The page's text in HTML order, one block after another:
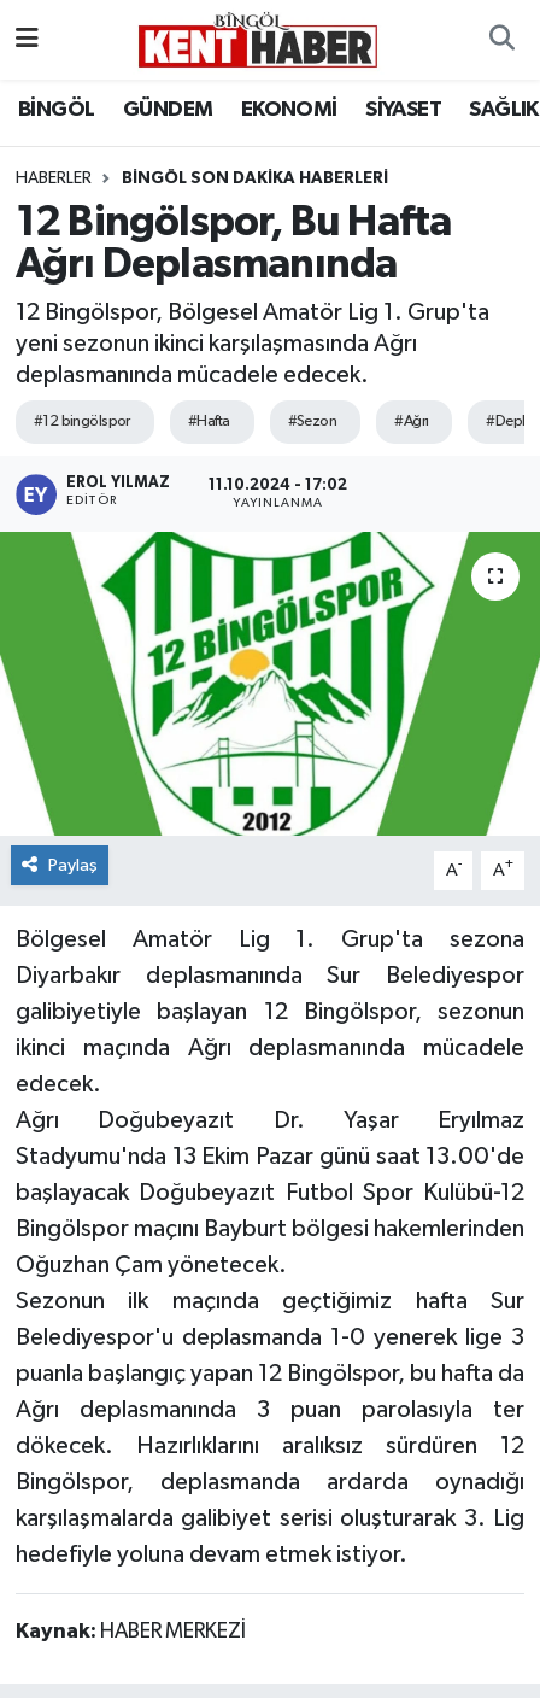
BİNGÖL GÜNDEM EKONOMİ SİYASET SAĞLIK
HABERLER BINGÖL SON DAKIKA HABERLERI
12 Bingölspor, Bu Hafta
Ağrı Deplasmanında
12 Bingölspor, Bölgesel Amatör Lig 1. Grup'ta
yeni sezonun ikinci karşılaşmasında Ağrı
deplasmanında mücadele edecek.
#12 bingölspor #Hafta #Sezon #Ağrı
EROL YILMAZ
EDITÖR
11.10.2024 - 17:02
YAYINLANMA
Paylaş A- A+
Bölgesel Amatör Lig 1. Grup'ta sezona
Diyarbakır deplasmanında Sur Belediyespor
galibiyetiyle başlayan 12 Bingölspor, sezonun
ikinci maçında Ağrı deplasmanında mücadele
edecek.
Ağrı Doğubeyazıt Dr. Yaşar Eryılmaz
Stadyumu'nda 13 Ekim Pazar günü saat 13.00'de
başlayacak Doğubeyazıt Futbol Spor Kulübü-12
Bingölspor maçını Bayburt bölgesi hakemlerinden
Oğuzhan Çam yönetecek.
Sezonun ilk maçında geçtiğimiz hafta Sur
Belediyespor'u deplasmanda 1-0 yenerek lige 3
puanla başlangıç yapan 12 Bingölspor, bu hafta da
Ağrı deplasmanında 3 puan parolasıyla ter
dökecek. Hazırlıklarını aralıksız sürdüren 12
Bingölspor, deplasmanda ardarda oynadığı
karşılaşmalarda galibiyet serisi oluşturarak 3. Lig
hedefiyle yoluna devam etmek istiyor.
Kaynak: HABER MERKEZİ
BİLİM-TEKNOLOJİ
DÜNYA
EĞİTİM
EKONOMİ
KİĞI
MERKEZ
RESMİ İLANLAR
SAĞLIK
SOLHAN
SPOR
YAYLADERE
YEDİSU
Bingöl Hava Durumu
Bingöl Namaz Vakitleri
Bingöl Trafik Yoğunluk Haritası
Süper Lig Puan Durumu ve Fikstür